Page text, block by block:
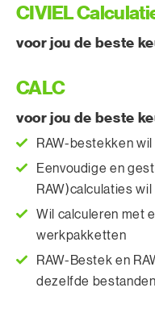
CIVIEL
voor jou de beste
CALC
voor jou de beste
RAW-bestekken
Eenvoudige en
RAW)calculaties wil
Wil calculeren met
werkpakketten
RAW-Bestek en
dezelfde bestanden